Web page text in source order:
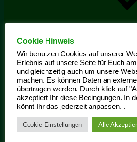
Cookie Hinweis
Wir benutzen Cookies auf unserer
Erlebnis auf unsere Seite für Euch
und gleichzeitig auch um unsere
machen. Es können Daten an
übertragen werden. Durch klick auf
akzeptiert Ihr diese Bedingungen. In
könnt Ihr das jederzeit anpassen. .
Cookie Einstellungen Alle